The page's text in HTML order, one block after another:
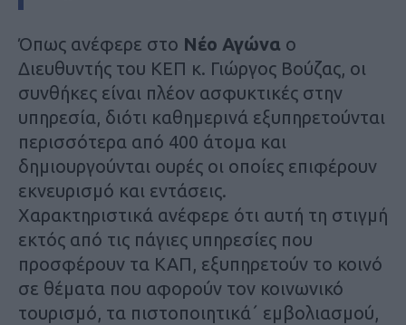
Όπως ανέφερε στo Nέο Αγώνα ο
Διευθυντής του ΚΕΠ κ. Γιώργος Βούζας, οι
συνθήκες είναι πλέον ασφυκτικές στην
υπηρεσία, διότι καθημερινά εξυπηρετούνται
περισσότερα από 400 άτομα και
δημιουργούνται ουρές οι οποίες επιφέρουν
εκνευρισμό και εντάσεις.
Χαρακτηριστικά ανέφερε ότι αυτή τη στιγμή
εκτός από τις πάγιες υπηρεσίες που
προσφέρουν τα ΚΑΠ, εξυπηρετούν το κοινό
σε θέματα που αφορούν τον κοινωνικό
τουρισμό, τα πιστοποιητικά΄ εμβολιασμού,